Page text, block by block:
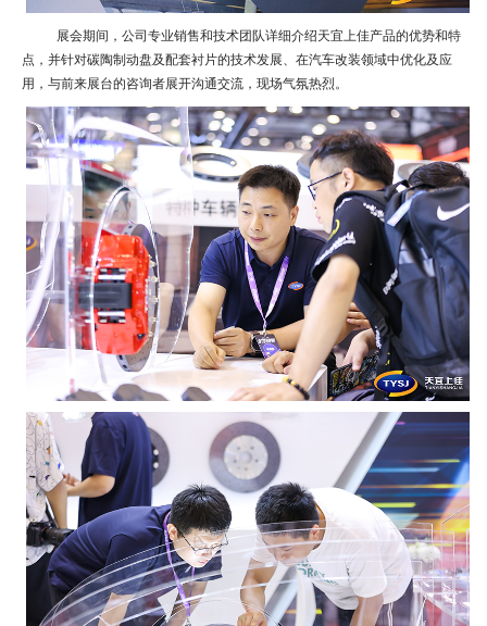
展会期间，公司专业销售和技术团队详细介绍天宜上佳产品的优势和特
点，并针对碳陶制动盘及配套衬片的技术发展、在汽车改装领域中优化及应
用，与前来展台的咨询者展开沟通交流，现场气氛热烈。